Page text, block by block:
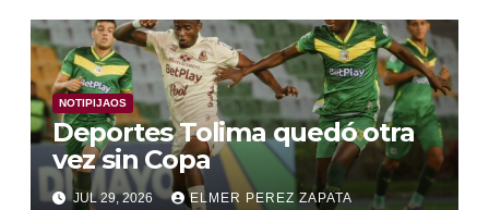
NOTIPIJAOS
Deportes Tolima quedó otra
vez sin Copa
JUL 29, 2026 ELMER PEREZ ZAPATA